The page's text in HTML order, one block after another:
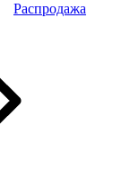
Распродажа